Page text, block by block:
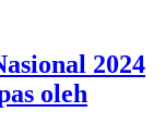
2024
oleh